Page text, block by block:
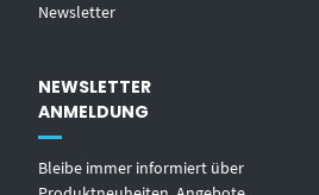
Newsletter
NEWSLETTER
ANMELDUNG
Bleibe immer informiert über